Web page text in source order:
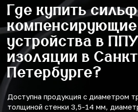
Где купить
компенсирующие
устройства в
изоляции в
Петербурге?
Доступна продукция с диаметром
толщиной стенки 3,5-14 мм,